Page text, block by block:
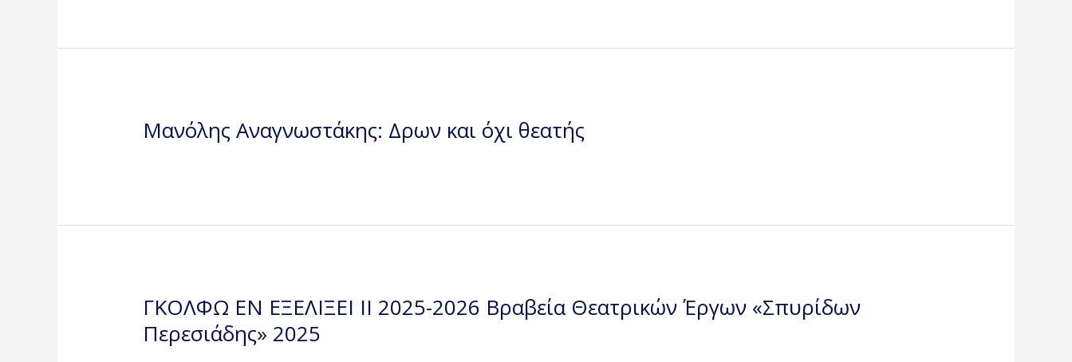
Μανόλης Αναγνωστάκης: Δρων και όχι θεατής
ΓΚΟΛΦΩ ΕΝ ΕΞΕΛΙΞΕΙ II 2025-2026 Βραβεία Θεατρικών Έργων «Σπυρίδων
Περεσιάδης» 2025